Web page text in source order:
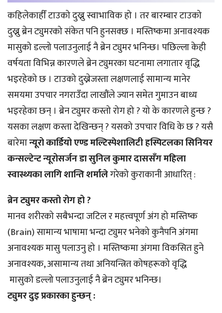
कहिलेकाहीँ टाउको दुख्नु स्वाभाविक हो । तर बारम्बार टाउको
दुख्नु ब्रेन ट्युमरको संकेत पनि हुनसक्छ । मस्तिष्कमा अनावश्यक
मासुको डल्लो पलाउनुलाई नै ब्रेन ट्युमर भनिन्छ। पछिल्ला केही
वर्षयता विभिन्न कारणले ब्रेन ट्युमरका घटनामा लगातार वृद्धि
भइरहेको छ । टाउको दुख्नेजस्ता लक्षणलाई सामान्य मानेर
समयमा उपचार नगराउँदा लाखौंले ज्यान समेत गुमाउन बाध्य
भइरहेका छन् । ब्रेन ट्युमर कस्तो रोग हो ? यो के कारणले हुन्छ ?
यसका लक्षण कस्ता देखिन्छन् ? यसको उपचार विधि के छ ? यसै
बारेमान्यूरो कार्डियो एण्ड मल्टिस्पेशालिटी हस्पिटलका सिनियर
कन्सल्टेन्ट न्यूरोसर्जन डा सुनिल कुमार दाससँग महिला
स्वास्थ्यका लागि शान्ति शर्मालेगरेको कुराकानी आधारित् :
ब्रेन ट्युमर कस्तो रोग हो ?
मानव शरीरको सबैभन्दा जटिल र महत्त्वपूर्ण अंग हो मस्तिष्क
(Brain) सामान्य भाषामा भन्दा ट्युमर भनेको कुनैपनि अंगमा
अनावश्यक मासु पलाउनु हो । मस्तिष्कमा अंगमा विकसित हुने
अनावश्यक, असामान्य तथा अनियन्त्रित कोषहरूको वृद्धि
मासुको डल्लो पलाउनुलाई नै ब्रेन ट्युमर भनिन्छ।
ट्युमर दुइ प्रकारका हुन्छन् :